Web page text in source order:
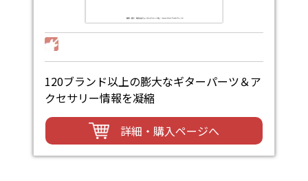
120ブランド以上の膨大なギターパーツ＆ア
クセサリー情報を凝縮
詳細・購入ページへ